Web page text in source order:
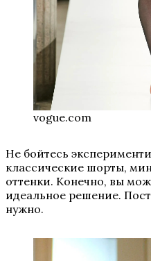
vogue.com
Не бойтесь
классические шорты,
оттенки. Конечно, вы
идеальное решение.
нужно.